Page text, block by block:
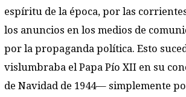
espíritu de la época, por las
los anuncios en los medios de
por la propaganda política. Esto
vislumbraba el Papa Pío XII en su
de Navidad de 1944— simplemente